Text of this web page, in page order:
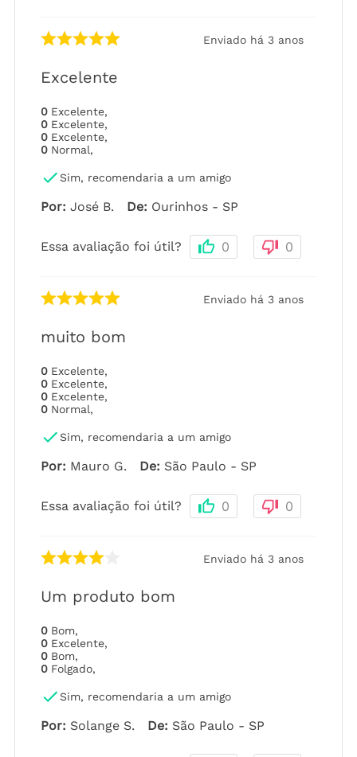
Enviado há 3 anos
Excelente
0 Excelente,
0 Excelente,
0 Excelente,
0 Normal,
Sim, recomendaria a um amigo
Por: José B. De: Ourinhos - SP
Essa avaliação foi útil? 0 0
Enviado há 3 anos
muito bom
0 Excelente,
0 Excelente,
0 Excelente,
0 Normal,
Sim, recomendaria a um amigo
Por: Mauro G. De: São Paulo - SP
Essa avaliação foi útil? 0 0
Enviado há 3 anos
Um produto bom
0 Bom,
0 Excelente,
0 Bom,
0 Folgado,
Sim, recomendaria a um amigo
Por: Solange S. De: São Paulo - SP